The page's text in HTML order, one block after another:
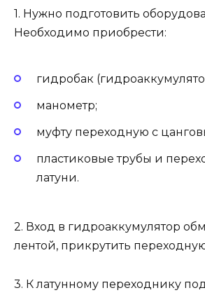
1. Нужно подготовить
Необходимо приобрести:
гидробак
манометр;
муфту переходную с
пластиковые трубы и
латуни.
2. Вход в гидроаккумулятор
лентой, прикрутить
3. К латунному переходнику